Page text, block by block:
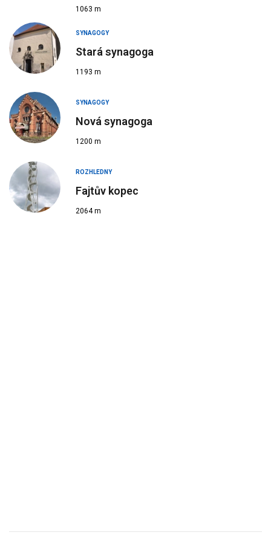
1063 m
SYNAGOGY
Stará synagoga
1193 m
SYNAGOGY
Nová synagoga
1200 m
ROZHLEDNY
Fajtův kopec
2064 m